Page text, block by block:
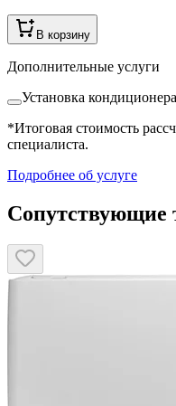
В корзину
Дополнительные услуги
Установка кондиционера
*Итоговая стоимость
специалиста.
Подробнее об услуге
Сопутствующие